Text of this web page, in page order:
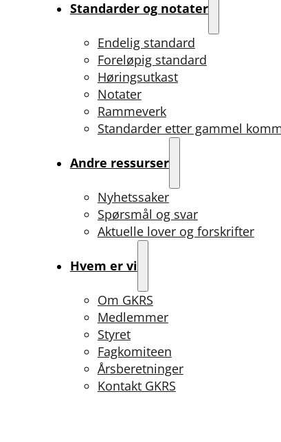
Standarder og notater
Endelig standard
Foreløpig standard
Høringsutkast
Notater
Rammeverk
Standarder etter gammel
Andre ressurser
Nyhetssaker
Spørsmål og svar
Aktuelle lover og forskrifter
Hvem er vi
Om GKRS
Medlemmer
Styret
Fagkomiteen
Årsberetninger
Kontakt GKRS